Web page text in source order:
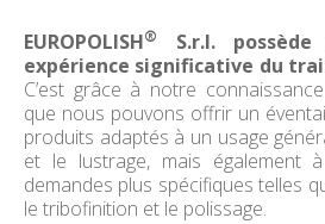
EUROPOLISH®
S.r.l.
expérience significative du
C’est grâce à notre
que nous pouvons offrir un
produits adaptés à un usage
et le lustrage, mais également
demandes plus spécifiques telles
le tribofinition et le polissage.